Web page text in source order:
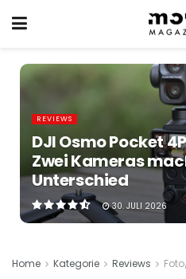
REVIEWS
DJI Osmo Pocket
Zwei Kameras
Unterschied
30. JULI 2026
Home Kategorie Reviews